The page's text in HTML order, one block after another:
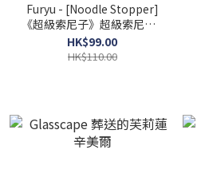
Furyu - [Noodle Stopper]
《超級索尼子》超級索尼子 -
黑色泳裝
HK$99.00
HK$110.00